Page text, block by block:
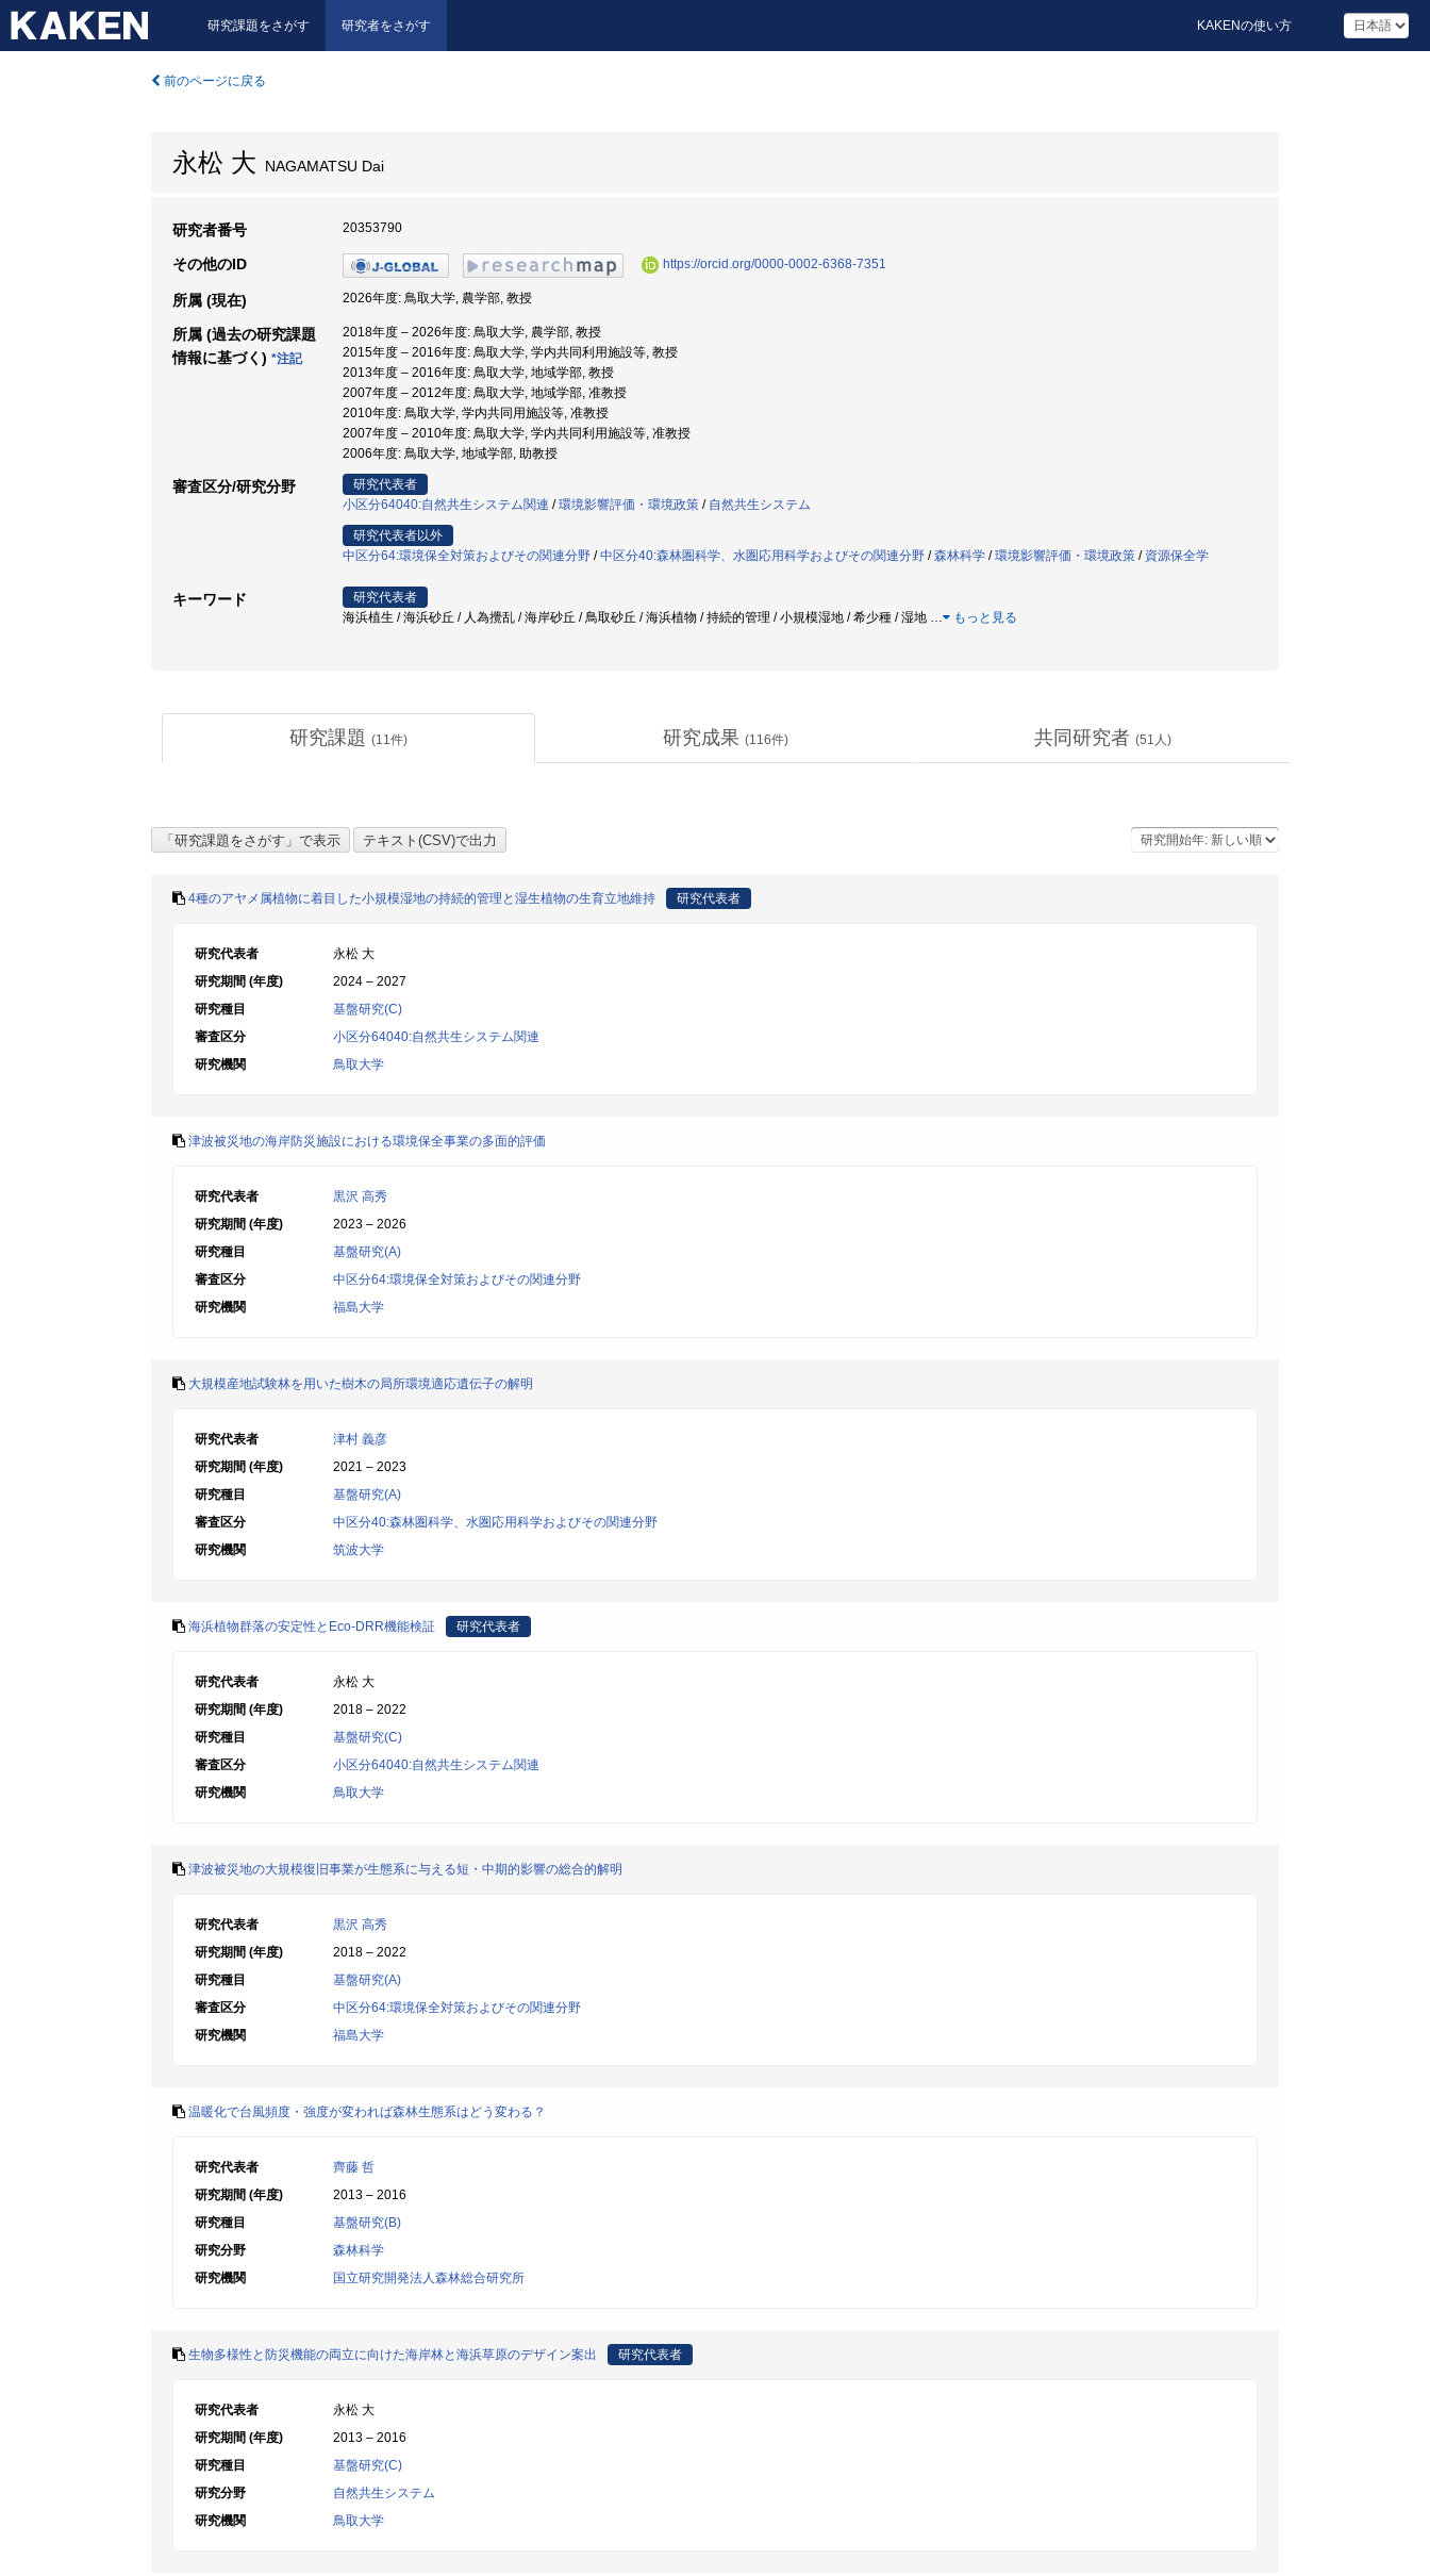
研究課題をさがす 研究者をさがす KAKENの使い方
前のページに戻る
永松 大 NAGAMATSU Dai
研究者番号 20353790
その他のID https://orcid.org/0000-0002-6368-7351
所属 (現在) 2026年度: 鳥取大学, 農学部, 教授
所属 (過去の研究課題
情報に基づく) *注記
2018年度 – 2026年度: 鳥取大学, 農学部, 教授
2015年度 – 2016年度: 鳥取大学, 学内共同利用施設等, 教授
2013年度 – 2016年度: 鳥取大学, 地域学部, 教授
2007年度 – 2012年度: 鳥取大学, 地域学部, 准教授
2010年度: 鳥取大学, 学内共同用施設等, 准教授
2007年度 – 2010年度: 鳥取大学, 学内共同利用施設等, 准教授
2006年度: 鳥取大学, 地域学部, 助教授
審査区分/研究分野
研究代表者
小区分64040:自然共生システム関連 /環境影響評価・環境政策 / 自然共生システム
研究代表者以外
中区分64:環境保全対策およびその関連分野 /中区分40:森林圏科学、水圏応用科学およびその関連分野 /森林科学 /環境影響評価・環境政策 / 資源保全学
キーワード
研究代表者
海浜植生 / 海浜砂丘 / 人為攪乱 / 海岸砂丘 / 鳥取砂丘 / 海浜植物 / 持続的管理 / 小規模湿地 / 希少種 / 湿地 … もっと見る
研究課題 (11件) 研究成果 (116件) 共同研究者 (51 人)
4種のアヤメ属植物に着目した小規模湿地の持続的管理と湿生植物の生育立地維持 研究代表者
研究代表者
永松 大
研究期間 (年度)
2024 – 2027
研究種目
基盤研究(C)
審査区分
小区分64040:自然共生システム関連
研究機関
鳥取大学
津波被災地の海岸防災施設における環境保全事業の多面的評価
研究代表者
黒沢 高秀
研究期間 (年度)
2023 – 2026
研究種目
基盤研究(A)
審査区分
中区分64:環境保全対策およびその関連分野
研究機関
福島大学
大規模産地試験林を用いた樹木の局所環境適応遺伝子の解明
研究代表者
津村 義彦
研究期間 (年度)
2021 – 2023
研究種目
基盤研究(A)
審査区分
中区分40:森林圏科学、水圏応用科学およびその関連分野
研究機関
筑波大学
海浜植物群落の安定性とEco-DRR機能検証 研究代表者
研究代表者
永松 大
研究期間 (年度)
2018 – 2022
研究種目
基盤研究(C)
審査区分
小区分64040:自然共生システム関連
研究機関
鳥取大学
津波被災地の大規模復旧事業が生態系に与える短・中期的影響の総合的解明
研究代表者
黒沢 高秀
研究期間 (年度)
2018 – 2022
研究種目
基盤研究(A)
審査区分
中区分64:環境保全対策およびその関連分野
研究機関
福島大学
温暖化で台風頻度・強度が変われば森林生態系はどう変わる？
研究代表者
齊藤 哲
研究期間 (年度)
2013 – 2016
研究種目
基盤研究(B)
研究分野
森林科学
研究機関
国立研究開発法人森林総合研究所
生物多様性と防災機能の両立に向けた海岸林と海浜草原のデザイン案出 研究代表者
研究代表者
永松 大
研究期間 (年度)
2013 – 2016
研究種目
基盤研究(C)
研究分野
自然共生システム
研究機関
鳥取大学